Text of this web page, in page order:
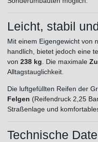
Leicht, stabil
Mit einem Eigengewicht von
handlich, bietet jedoch eine
von 238 kg . Die maximale
Alltagstauglichkeit.
Die luftgefüllten Reifen der
Felgen (Reifendruck 2,25
Straßenlage und
Technische